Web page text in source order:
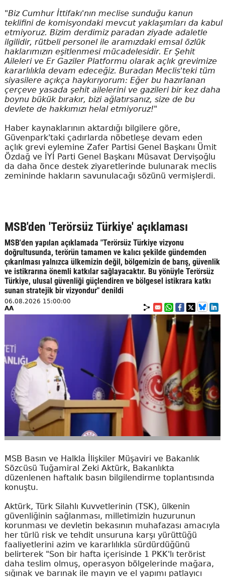
"Biz Cumhur İttifakı'nın meclise sunduğu kanun
teklifini de komisyondaki mevcut yaklaşımları da kabul
etmiyoruz. Bizim derdimiz paradan ziyade adaletle
ilgilidir, rütbeli personel ile aramızdaki emsal özlük
haklarımızın eşitlenmesi mücadelesidir. Er Şehit
Aileleri ve Er Gaziler Platformu olarak açlık grevimize
kararlılıkla devam edeceğiz. Buradan Meclis'teki tüm
siyasilere açıkça haykırıyorum: Eğer bu hazırlanan
çerçeve yasada şehit ailelerini ve gazileri bir kez daha
boynu bükük bırakır, bizi ağlatırsanız, size de bu
devlete de hakkımızı helal etmiyoruz!"
Haber kaynaklarının aktardığı bilgilere göre,
Güvenpark'taki çadırlarda nöbetleşe devam eden
açlık grevi eylemine Zafer Partisi Genel Başkanı Ümit
Özdağ ve İYİ Parti Genel Başkanı Müsavat Dervişoğlu
da daha önce destek ziyaretlerinde bulunarak meclis
zemininde hakların savunulacağı sözünü vermişlerdi.
MSB'den 'Terörsüz Türkiye' açıklaması
MSB'den yapılan açıklamada "Terörsüz Türkiye vizyonu
doğrultusunda, terörün tamamen ve kalıcı şekilde gündemden
çıkarılması yalnızca ülkemizin değil, bölgemizin de barış, güvenlik
ve istikrarına önemli katkılar sağlayacaktır. Bu yönüyle Terörsüz
Türkiye, ulusal güvenliği güçlendiren ve bölgesel istikrara katkı
sunan stratejik bir vizyondur" denildi
06.08.2026 15:00:00
AA
MSB Basın ve Halkla İlişkiler Müşaviri ve Bakanlık
Sözcüsü Tuğamiral Zeki Aktürk, Bakanlıkta
düzenlenen haftalık basın bilgilendirme toplantısında
konuştu.
Aktürk, Türk Silahlı Kuvvetlerinin (TSK), ülkenin
güvenliğinin sağlanması, milletimizin huzurunun
korunması ve devletin bekasının muhafazası amacıyla
her türlü risk ve tehdit unsuruna karşı yürüttüğü
faaliyetlerini azim ve kararlılıkla sürdürdüğünü
belirterek "Son bir hafta içerisinde 1 PKK'lı terörist
daha teslim olmuş, operasyon bölgelerinde mağara,
sığınak ve barınak ile mayın ve el yapımı patlayıcı